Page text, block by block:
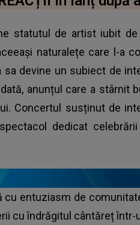
statutul de artist iubit de
naturalețe care l-a
devine un subiect de
anunțul care a stârnit
Concertul susținut de
dedicat celebrării
entuziasm de
cu îndrăgitul cântăreț într-